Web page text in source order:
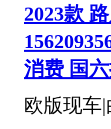
2023款
消费 国
欧版现车